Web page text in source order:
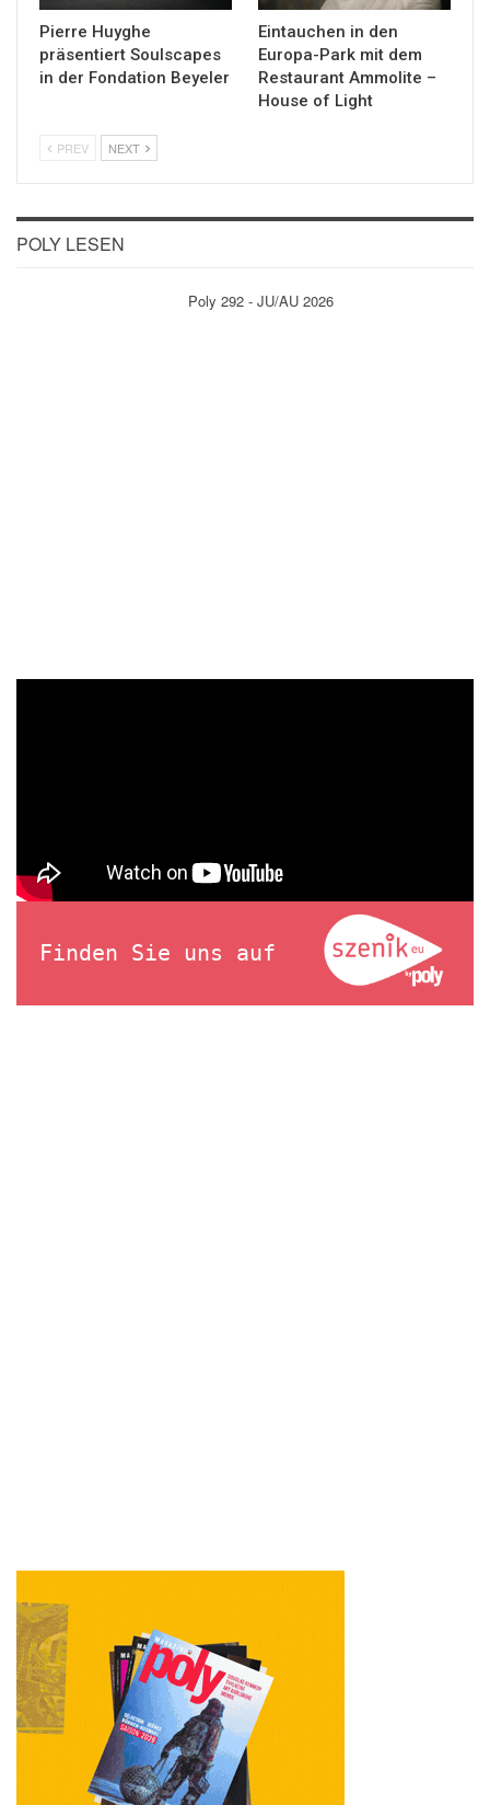
Pierre Huyghe
präsentiert Soulscapes
in der Fondation Beyeler
Eintauchen in den
Europa-Park mit dem
Restaurant Ammolite –
House of Light
PREV NEXT
POLY LESEN
Poly 292 - JU/AU 2026
Finden Sie uns auf